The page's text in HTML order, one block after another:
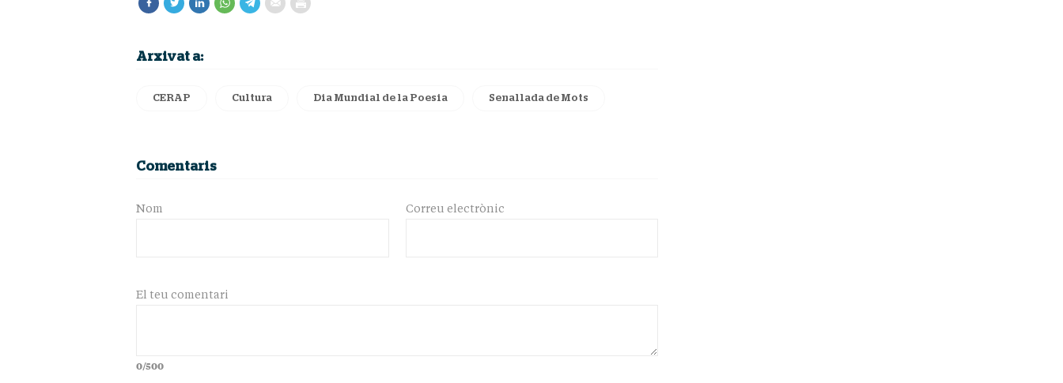
Arxivat a:
CERAP Cultura Dia Mundial de la Poesia Senallada de Mots
Comentaris
Nom Correu electrònic
El teu comentari
0/500